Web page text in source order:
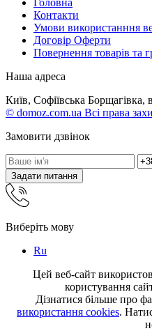
Контакти
Умови використанння
Договір Оферти
Повернення товарів та
Наша адреса
Київ, Софіївська Борщагівка,
© domoz.com.ua Всі права
Замовити дзвінок
Задати питання
Виберіть мову
Ru
Цей веб-сайт
користування
Дізнатися більше про
використання cookies.